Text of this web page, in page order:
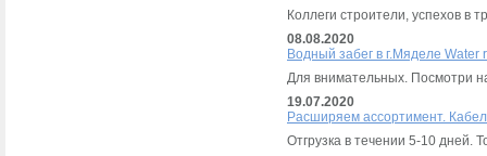
Коллеги строители, успехов в
08.08.2020
Водный забег в г.Мяделе Water
Для внимательных. Посмотри
19.07.2020
Расширяем ассортимент.
Отгрузка в течении 5-10 дней.